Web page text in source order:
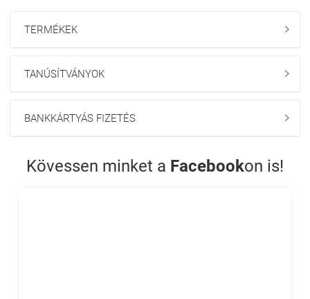
TERMÉKEK 
TANÚSÍTVÁNYOK 
BANKKÁRTYÁS FIZETÉS 
Kövessen minket a Facebookon is!